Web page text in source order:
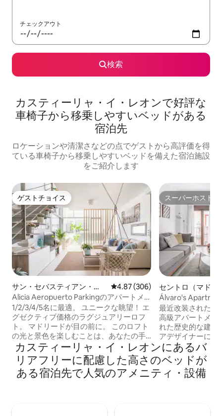
チェックアウト
検索
カスティーリャ・イ・レオンで好評な
車椅子から移乗しやすいベッドがある
宿泊先
ロケーションや清潔さなどの点でゲストから高評価を得
ている車椅子から移乗しやすいベッドを備えた宿泊施設
をご紹介します
ゲストチョイス
ゲストチョイス
サン・セバスティアン・
デ・ロス・レイエスのマン
ション・アパート
レビュー306件、5つ星中4.87つ
4.87 (306)
Alicia Aeropuerto Parkingのアパートメ
ント、ラグジュアリー...
1/2/3/4/5名に最適。 ユニークな眺望！ エ
グゼクティブ価格のラグジュアリーロフ
ト。 マドリードが目の前に。 このロフト
の光と景色を楽しむことは、あなたの手
の届くところにある喜びです。そこでリ
ラックスすることは、細部とシンプルさ
のバランスを見つけることです。 この美
しい2階建てロフトは、ミニマリストなデ
スーパーホスト
スーパーホスト
セントロ（マドリ
マンション・アパ
Álvaro's
きアパートメント
最近改装された19
高級アパートメン
れた歴史的な建物
アデザイナーによ
す。 19世紀の建物は、アパートメントと
同様に最近改装
べての快適さを享
す。 2 部屋、3 つのバルコニー、そして忘
カスティーリャ・イ・レオンにあるバ
リアフリーに配慮した高さのベッドが
ある宿泊先で人気のアメニティ・設備